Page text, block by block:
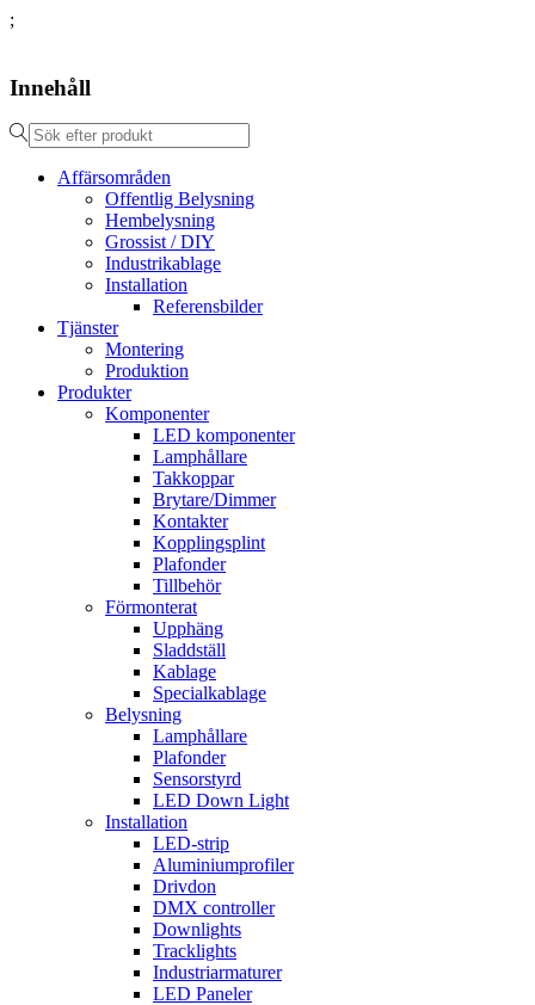
;
Innehåll
Affärsområden
Offentlig Belysning
Hembelysning
Grossist / DIY
Industrikablage
Installation
Referensbilder
Tjänster
Montering
Produktion
Produkter
Komponenter
LED komponenter
Lamphållare
Takkoppar
Brytare/Dimmer
Kontakter
Kopplingsplint
Plafonder
Tillbehör
Förmonterat
Upphäng
Sladdställ
Kablage
Specialkablage
Belysning
Lamphållare
Plafonder
Sensorstyrd
LED Down Light
Installation
LED-strip
Aluminiumprofiler
Drivdon
DMX controller
Downlights
Tracklights
Industriarmaturer
LED Paneler